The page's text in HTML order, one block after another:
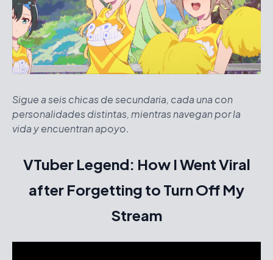
Sigue a seis chicas de secundaria, cada una con
personalidades distintas, mientras navegan por la
vida y encuentran apoyo.
VTuber Legend: How I Went Viral
after Forgetting to Turn Off My
Stream